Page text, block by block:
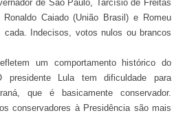
de São Paulo, Tarcísio de Freitas
Caiado (União Brasil) e Romeu
cada. Indecisos, votos nulos ou brancos
um comportamento histórico do
presidente Lula tem dificuldade para
que é basicamente conservador.
conservadores à Presidência são mais